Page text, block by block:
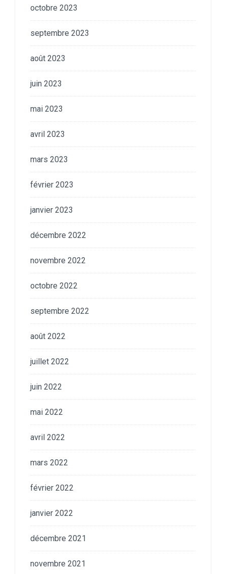
octobre 2023
septembre 2023
août 2023
juin 2023
mai 2023
avril 2023
mars 2023
février 2023
janvier 2023
décembre 2022
novembre 2022
octobre 2022
septembre 2022
août 2022
juillet 2022
juin 2022
mai 2022
avril 2022
mars 2022
février 2022
janvier 2022
décembre 2021
novembre 2021